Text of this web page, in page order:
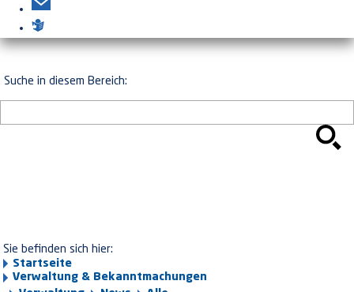
Suche in diesem Bereich:
Sie befinden sich hier:
Startseite
Verwaltung & Bekanntmachungen